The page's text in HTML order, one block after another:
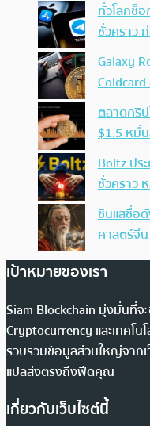
ทั่วโลกช็
ชั่วคราว
Galaxy
ตลาดคริ
$1.5 หมื่
Boltz ปร
ชั่วคราว
ซินแสชื่อดั
ศาสตร์จีน
เป้าหมายของเรา
Siam Blockchain มุ่งมั่นที่จ
Cryptocurrency และเทคโน
รวบรวมข้อมูลส่วนใหญ่จากเ
แปลส่งตรงถึงฟีดคุณ
เกี่ยวกับเว็บไซต์นี้